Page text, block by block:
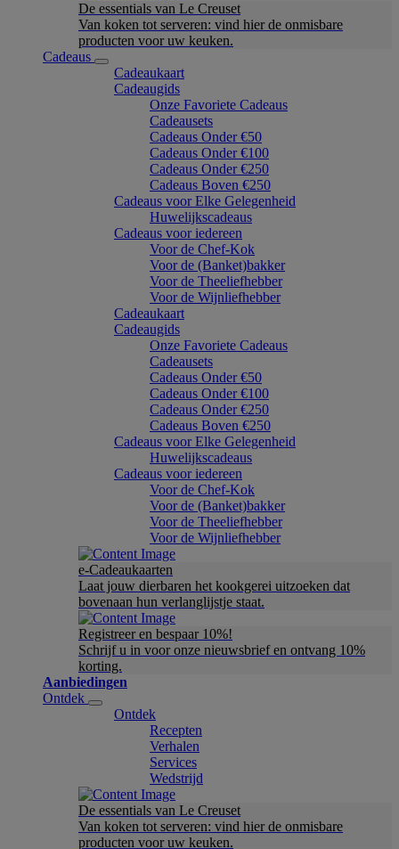
De essentials van Le Creuset
Van koken tot serveren: vind hier de onmisbare
producten voor uw keuken.
Cadeaus
Cadeaukaart
Cadeaugids
Onze Favoriete Cadeaus
Cadeausets
Cadeaus Onder €50
Cadeaus Onder €100
Cadeaus Onder €250
Cadeaus Boven €250
Cadeaus voor Elke Gelegenheid
Huwelijkscadeaus
Cadeaus voor iedereen
Voor de Chef-Kok
Voor de (Banket)bakker
Voor de Theeliefhebber
Voor de Wijnliefhebber
Cadeaukaart
Cadeaugids
Onze Favoriete Cadeaus
Cadeausets
Cadeaus Onder €50
Cadeaus Onder €100
Cadeaus Onder €250
Cadeaus Boven €250
Cadeaus voor Elke Gelegenheid
Huwelijkscadeaus
Cadeaus voor iedereen
Voor de Chef-Kok
Voor de (Banket)bakker
Voor de Theeliefhebber
Voor de Wijnliefhebber
e-Cadeaukaarten
Laat jouw dierbaren het kookgerei uitzoeken dat
bovenaan hun verlanglijstje staat.
Registreer en bespaar 10%!
Schrijf u in voor onze nieuwsbrief en ontvang 10%
korting.
Aanbiedingen
Ontdek
Ontdek
Recepten
Verhalen
Services
Wedstrijd
De essentials van Le Creuset
Van koken tot serveren: vind hier de onmisbare
producten voor uw keuken.